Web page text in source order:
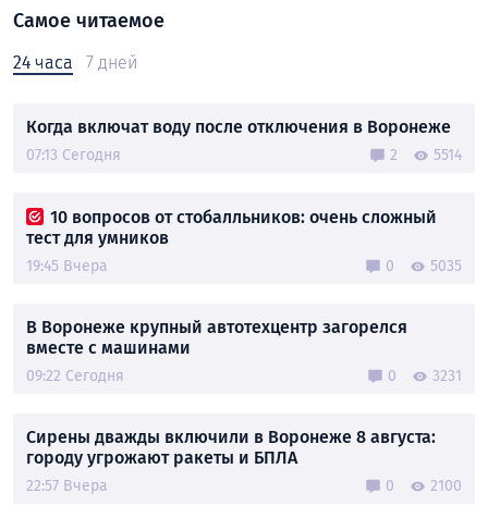
Самое читаемое
24 часа 7 дней
Когда включат воду после отключения в Воронеже
07:13 Сегодня 2 5514
10 вопросов от стобалльников: очень сложный
тест для умников
19:45 Вчера 0 5035
В Воронеже крупный автотехцентр загорелся
вместе с машинами
09:22 Сегодня 0 3231
Сирены дважды включили в Воронеже 8 августа:
городу угрожают ракеты и БПЛА
22:57 Вчера 0 2100